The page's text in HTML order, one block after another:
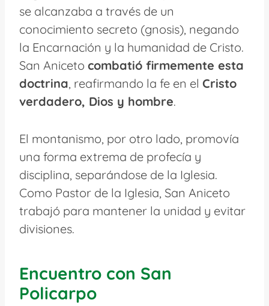
se alcanzaba a través de un
conocimiento secreto (gnosis), negando
la Encarnación y la humanidad de Cristo.
San Aniceto combatió firmemente esta
doctrina, reafirmando la fe en el Cristo
verdadero, Dios y hombre.
El montanismo, por otro lado, promovía
una forma extrema de profecía y
disciplina, separándose de la Iglesia.
Como Pastor de la Iglesia, San Aniceto
trabajó para mantener la unidad y evitar
divisiones.
Encuentro con San
Policarpo